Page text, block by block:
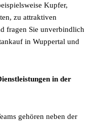
Kupfer,
zu attraktiven
fragen Sie unverbindlich
in Wuppertal und
in der
gehören neben der